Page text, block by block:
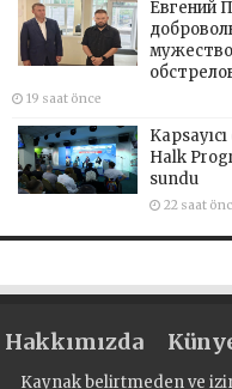
Евгений
19 saat önce
Halk
sundu
22 saat
Hakkımızda
Kaynak belirtmeden ve